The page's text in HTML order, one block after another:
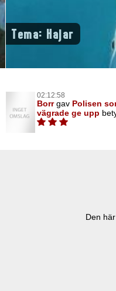
Tema: Hajar
02:12:58
Borrgav Polisen
vägrade ge upp
Den